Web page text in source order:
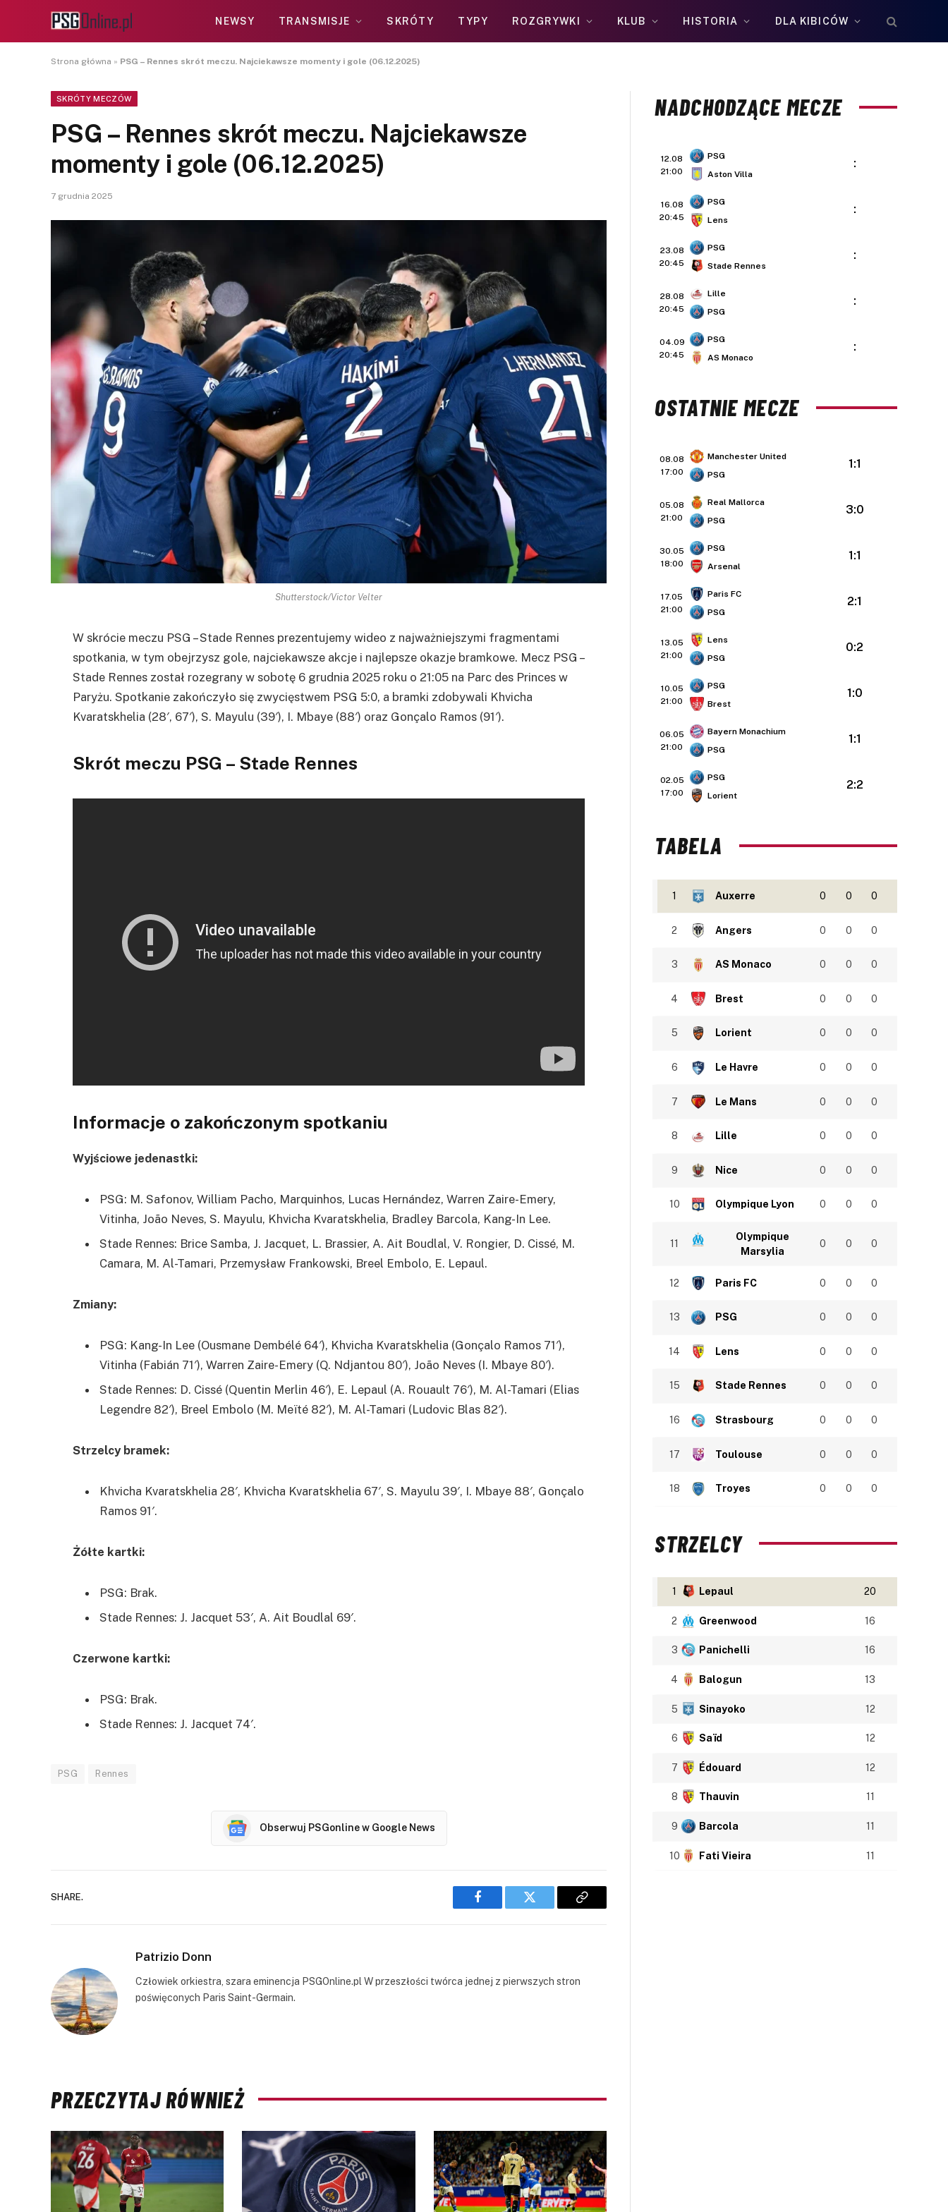
NEWSY TRANSMISJE SKRÓTY TYPY ROZGRYWKI KLUB HISTORIA DLA KIBICÓW
Strona główna » PSG – Rennes skrót meczu. Najciekawsze momenty i gole (06.12.2025)
SKRÓTY MECZÓW
PSG – Rennes skrót meczu. Najciekawsze
momenty i gole (06.12.2025)
7 grudnia 2025
Shutterstock/Victor Velter
W skrócie meczu PSG – Stade Rennes prezentujemy wideo z najważniejszymi fragmentami
spotkania, w tym obejrzysz gole, najciekawsze akcje i najlepsze okazje bramkowe. Mecz PSG –
Stade Rennes został rozegrany w sobotę 6 grudnia 2025 roku o 21:05 na Parc des Princes w
Paryżu. Spotkanie zakończyło się zwycięstwem PSG 5:0, a bramki zdobywali Khvicha
Kvaratskhelia (28′, 67′), S. Mayulu (39′), I. Mbaye (88′) oraz Gonçalo Ramos (91′).
Skrót meczu PSG – Stade Rennes
Informacje o zakończonym spotkaniu
Wyjściowe jedenastki:
PSG: M. Safonov, William Pacho, Marquinhos, Lucas Hernández, Warren Zaire-Emery,
Vitinha, João Neves, S. Mayulu, Khvicha Kvaratskhelia, Bradley Barcola, Kang-In Lee.
Stade Rennes: Brice Samba, J. Jacquet, L. Brassier, A. Ait Boudlal, V. Rongier, D. Cissé, M.
Camara, M. Al-Tamari, Przemysław Frankowski, Breel Embolo, E. Lepaul.
Zmiany:
PSG: Kang-In Lee (Ousmane Dembélé 64′), Khvicha Kvaratskhelia (Gonçalo Ramos 71′),
Vitinha (Fabián 71′), Warren Zaire-Emery (Q. Ndjantou 80′), João Neves (I. Mbaye 80′).
Stade Rennes: D. Cissé (Quentin Merlin 46′), E. Lepaul (A. Rouault 76′), M. Al-Tamari (Elias
Legendre 82′), Breel Embolo (M. Meïté 82′), M. Al-Tamari (Ludovic Blas 82′).
Strzelcy bramek:
Khvicha Kvaratskhelia 28′, Khvicha Kvaratskhelia 67′, S. Mayulu 39′, I. Mbaye 88′, Gonçalo
Ramos 91′.
Żółte kartki:
PSG: Brak.
Stade Rennes: J. Jacquet 53′, A. Ait Boudlal 69′.
Czerwone kartki:
PSG: Brak.
Stade Rennes: J. Jacquet 74′.
PSG Rennes
Obserwuj PSGonline w Google News
SHARE.
Facebook Twitter
Copy
Patrizio Donn
Człowiek orkiestra, szara eminencja PSGOnline.pl W przeszłości twórca jednej z pierwszych stron
poświęconych Paris Saint-Germain.
PRZECZYTAJ RÓWNIEŻ
NADCHODZĄCE MECZE
12.08
21:00
PSG
Aston Villa
:
16.08
20:45
PSG
Lens
:
23.08
20:45
PSG
Stade Rennes
:
28.08
20:45
Lille
PSG
:
04.09
20:45
PSG
AS Monaco
:
OSTATNIE MECZE
08.08
17:00
Manchester United
PSG
1:1
05.08
21:00
Real Mallorca
PSG
3:0
30.05
18:00
PSG
Arsenal
1:1
17.05
21:00
Paris FC
PSG
2:1
13.05
21:00
Lens
PSG
0:2
10.05
21:00
PSG
Brest
1:0
06.05
21:00
Bayern Monachium
PSG
1:1
02.05
17:00
PSG
Lorient
2:2
TABELA
1 Auxerre 0 0 0
2 Angers 0 0 0
3 AS Monaco 0 0 0
4 Brest 0 0 0
5 Lorient 0 0 0
6 Le Havre 0 0 0
7 Le Mans 0 0 0
8 Lille 0 0 0
9 Nice 0 0 0
10 Olympique Lyon 0 0 0
11
Olympique
Marsylia
0 0 0
12 Paris FC 0 0 0
13 PSG 0 0 0
14 Lens 0 0 0
15 Stade Rennes 0 0 0
16 Strasbourg 0 0 0
17 Toulouse 0 0 0
18 Troyes 0 0 0
STRZELCY
1 Lepaul 20
2 Greenwood 16
3 Panichelli 16
4 Balogun 13
5 Sinayoko 12
6 Saïd 12
7 Édouard 12
8 Thauvin 11
9 Barcola 11
10 Fati Vieira 11